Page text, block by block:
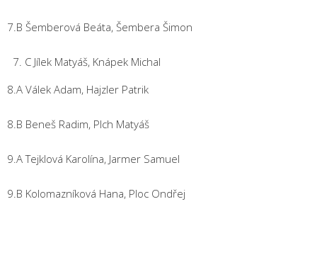
7.B Šemberová Beáta, Šembera Šimon
C Jílek Matyáš, Knápek Michal
8.A Válek Adam, Hajzler Patrik
8.B Beneš Radim, Plch Matyáš
9.A Tejklová Karolína, Jarmer Samuel
9.B Kolomazníková Hana, Ploc Ondřej